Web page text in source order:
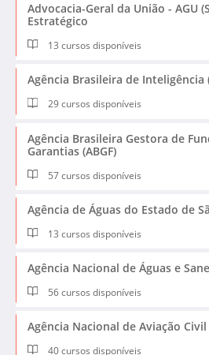
Advocacia-Geral da União - AGU
Estratégico
13 cursos disponíveis
Agência Brasileira de Inteligência
29 cursos disponíveis
Agência Brasileira Gestora de
Garantias (ABGF)
57 cursos disponíveis
Agência de Águas do Estado de
13 cursos disponíveis
Agência Nacional de Águas e
56 cursos disponíveis
Agência Nacional de Aviação Civil
40 cursos disponíveis